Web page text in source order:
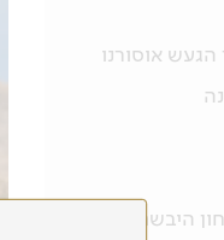
הגעש אוסורנו
היבשתי